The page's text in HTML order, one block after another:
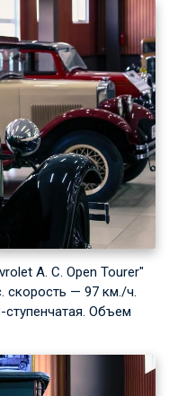
A. C. Open Tourer"
скорость — 97 км./ч.
Объем